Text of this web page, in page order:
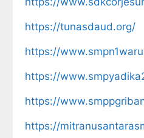
https://tunasdaud.org/
https://
https://
https://
https://